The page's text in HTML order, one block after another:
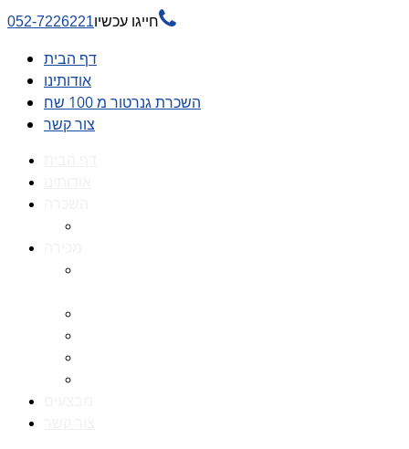
חייגו עכשיו052-7226221 
דף הבית
אודותינו
השכרת גנרטור מ 100 שח
צור קשר